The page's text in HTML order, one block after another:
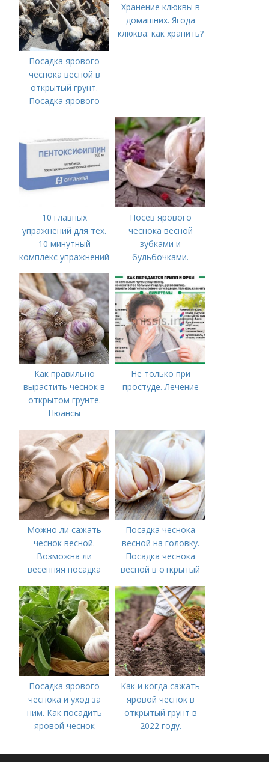
Посадка ярового
чеснока весной в
открытый грунт.
Посадка ярового
чеснока в открытый
Хранение клюквы в
домашних. Ягода
клюква: как хранить?
10 главных
упражнений для тех.
10 минутный
комплекс упражнений
времени на спорт
Посев ярового
чеснока весной
зубками и
бульбочками.
посадки озимого
чеснока
Как правильно
вырастить чеснок в
открытом грунте.
Нюансы
озимого чеснока
Не только при
простуде. Лечение
Можно ли сажать
чеснок весной.
Возможна ли
весенняя посадка
лучше делать
Посадка чеснока
весной на головку.
Посадка чеснока
весной в открытый
Посадка ярового
чеснока и уход за
ним. Как посадить
яровой чеснок
Как и когда сажать
яровой чеснок в
открытый грунт в
2022 году.
Добавление статьи в
новую подборку